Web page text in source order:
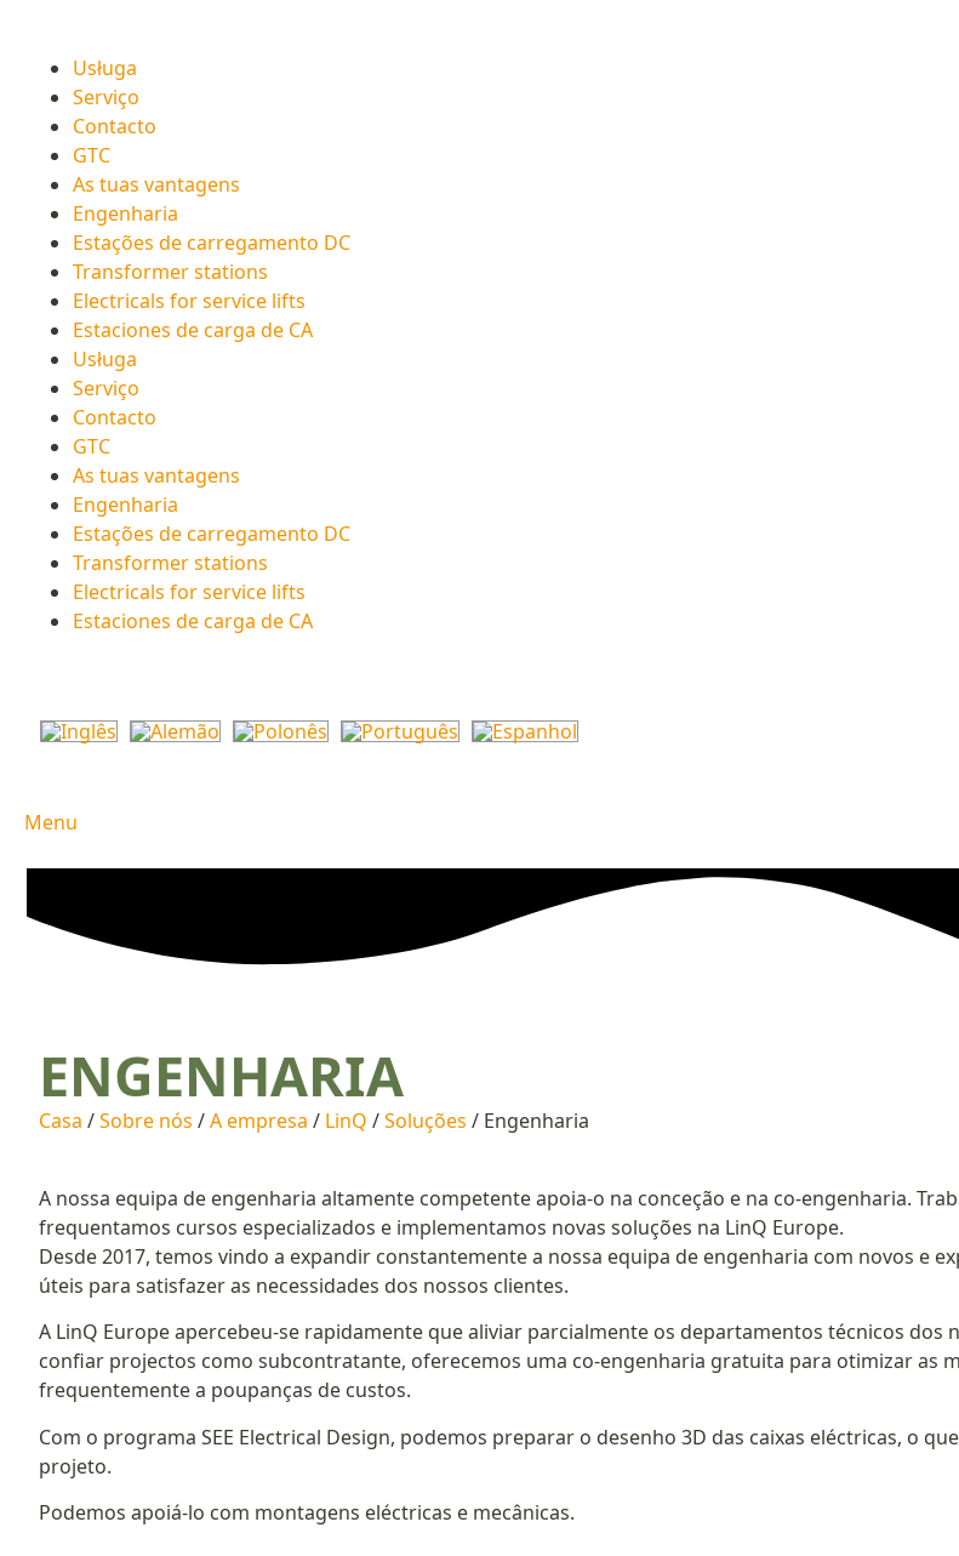
Usługa
Serviço
Contacto
GTC
As tuas vantagens
Engenharia
Estações de carregamento DC
Transformer stations
Electricals for service lifts
Estaciones de carga de CA
Usługa
Serviço
Contacto
GTC
As tuas vantagens
Engenharia
Estações de carregamento DC
Transformer stations
Electricals for service lifts
Estaciones de carga de CA
Menu
ENGENHARIA
Casa /Sobre nós /A empresa / LinQ /Soluções / Engenharia
A nossa equipa de engenharia altamente competente apoia-o na conceção e na co-engenharia.
frequentamos cursos especializados e implementamos novas soluções na LinQ Europe.
Desde 2017, temos vindo a expandir constantemente a nossa equipa de engenharia com novos e
úteis para satisfazer as necessidades dos nossos clientes.
A LinQ Europe apercebeu-se rapidamente que aliviar parcialmente os departamentos técnicos dos
confiar projectos como subcontratante, oferecemos uma co-engenharia gratuita para otimizar as
frequentemente a poupanças de custos.
Com o programa SEE Electrical Design, podemos preparar o desenho 3D das caixas eléctricas, o
projeto.
Podemos apoiá-lo com montagens eléctricas e mecânicas.